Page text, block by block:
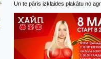
Un te pāris izklaides plakātu no